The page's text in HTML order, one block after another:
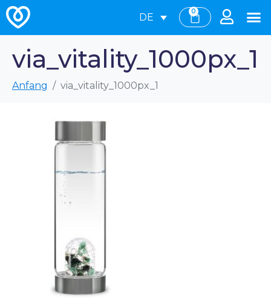
DE
0
via_vitality_1000px_1
Anfang via_vitality_1000px_1